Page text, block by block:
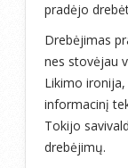
pradėjo
Drebėjimas
nes stovėjau
Likimo
informacinį
Tokijo
drebėjimų.